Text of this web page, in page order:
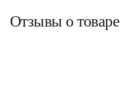
Отзывы о товаре